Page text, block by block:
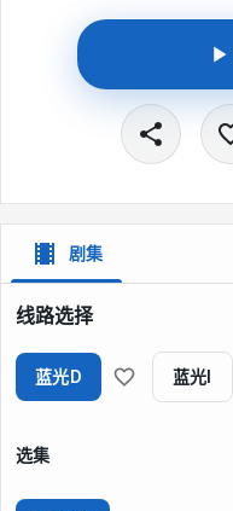
剧集
线路选择
蓝光D 蓝光I
选集